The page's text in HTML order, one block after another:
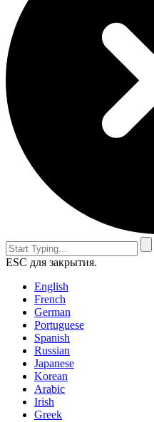
ESC для закрытия.
English
French
German
Portuguese
Spanish
Russian
Japanese
Korean
Arabic
Irish
Greek